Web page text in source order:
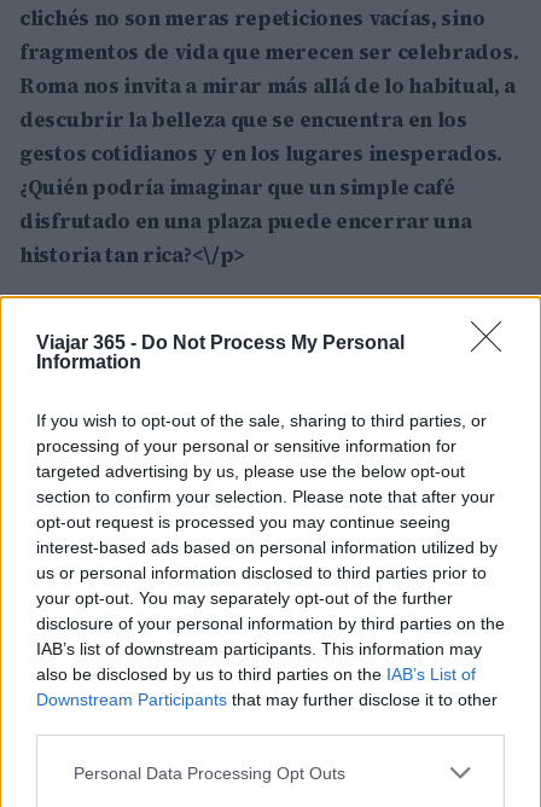
Viajar 365 - Do Not Process My Personal
Information
If you wish to opt-out of the sale, sharing to third parties, or
processing of your personal or sensitive information for
targeted advertising by us, please use the below opt-out
section to confirm your selection. Please note that after your
opt-out request is processed you may continue seeing
interest-based ads based on personal information utilized by
us or personal information disclosed to third parties prior to
your opt-out. You may separately opt-out of the further
disclosure of your personal information by third parties on the
IAB’s list of downstream participants. This information may
also be disclosed by us to third parties on the IAB’s List of
Downstream Participants that may further disclose it to other
Please note that this website/app uses one or more Google
Personal Data Processing Opt Outs
clichés no son meras repeticiones vacías, sino
fragmentos de vida que merecen ser celebrados.
Roma nos invita a mirar más allá de lo habitual, a
descubrir la belleza que se encuentra en los
gestos cotidianos y en los lugares inesperados.
¿Quién podría imaginar que un simple café
disfrutado en una plaza puede encerrar una
historia tan rica?<\/p>
y social, nos enseña que incluso en los lugares
más familiares puede haber una riqueza
extraordinaria. La verdadera esencia de Roma
no solo reside en sus monumentos, sino también
en las historias de las personas que los habitan,
en las vivencias que se entrelazan en sus calles.
Así que, la belleza de Roma va más allá de lo que
se puede ver; es algo que se vive, se saborea y,
sobre todo, se comprende.<\/p>
Staff